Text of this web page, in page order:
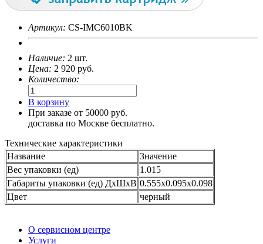
Артикул: CS-IMC6010BK
Наличие: 2 шт.
Цена: 2 920 руб.
Количество:
В корзину
При заказе от 50000 руб.
доставка по Москве бесплатно.
Технические характеристики
Название
Значение
Вес упаковки (ед)
1.015
Габариты упаковки (ед) ДхШхВ 0.555x0.095x0.098
Цвет
черный
О сервисном центре
Услуги